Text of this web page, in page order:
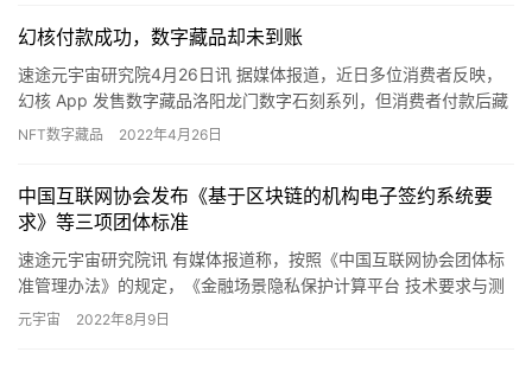
幻核付款成功，数字藏品却未到账
速途元宇宙研究院4月26日讯 据媒体报道，近日多位消费者反映，
幻核 App 发售数字藏品洛阳龙门数字石刻系列，但消费者付款后藏
品却未到账。平台方解释称藏品数量有限，付款成功并不意味…
NFT数字藏品 2022年4月26日
中国互联网协会发布《基于区块链的机构电子签约系统要
求》等三项团体标准
速途元宇宙研究院讯 有媒体报道称，按照《中国互联网协会团体标
准管理办法》的规定，《金融场景隐私保护计算平台 技术要求与测
试方法》《基于区块链的机构电子签约系统要求》《移动互联网应
元宇宙 2022年8月9日